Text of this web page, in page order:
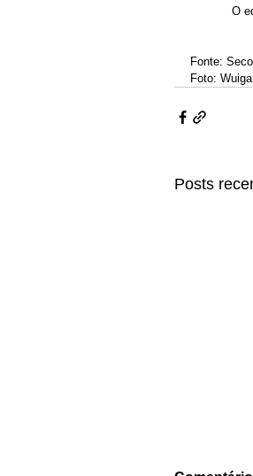
O
Fonte:
Foto:
Posts